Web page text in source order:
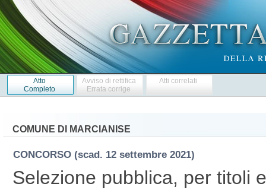
Atto
Completo
Avviso di rettifica
Errata corrige
Atti correlati
COMUNE DI MARCIANISE
CONCORSO (scad. 12 settembre 2021)
Selezione pubblica, per titoli